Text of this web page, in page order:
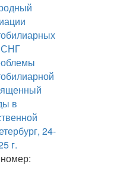
СНГ
в
24-
г.